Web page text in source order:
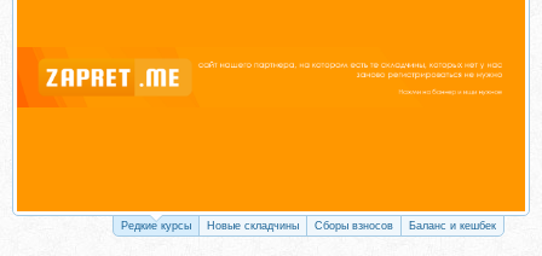
Редкие курсы Новые складчины Сборы взносов Баланс и кешбек